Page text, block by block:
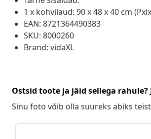
1 x kohvilaud: 90 x 48 x 40 cm
EAN: 8721364490383
SKU: 8000260
Brand: vidaXL
Ostsid toote ja jäid sellega rahule?
Sinu foto võib olla suureks abiks